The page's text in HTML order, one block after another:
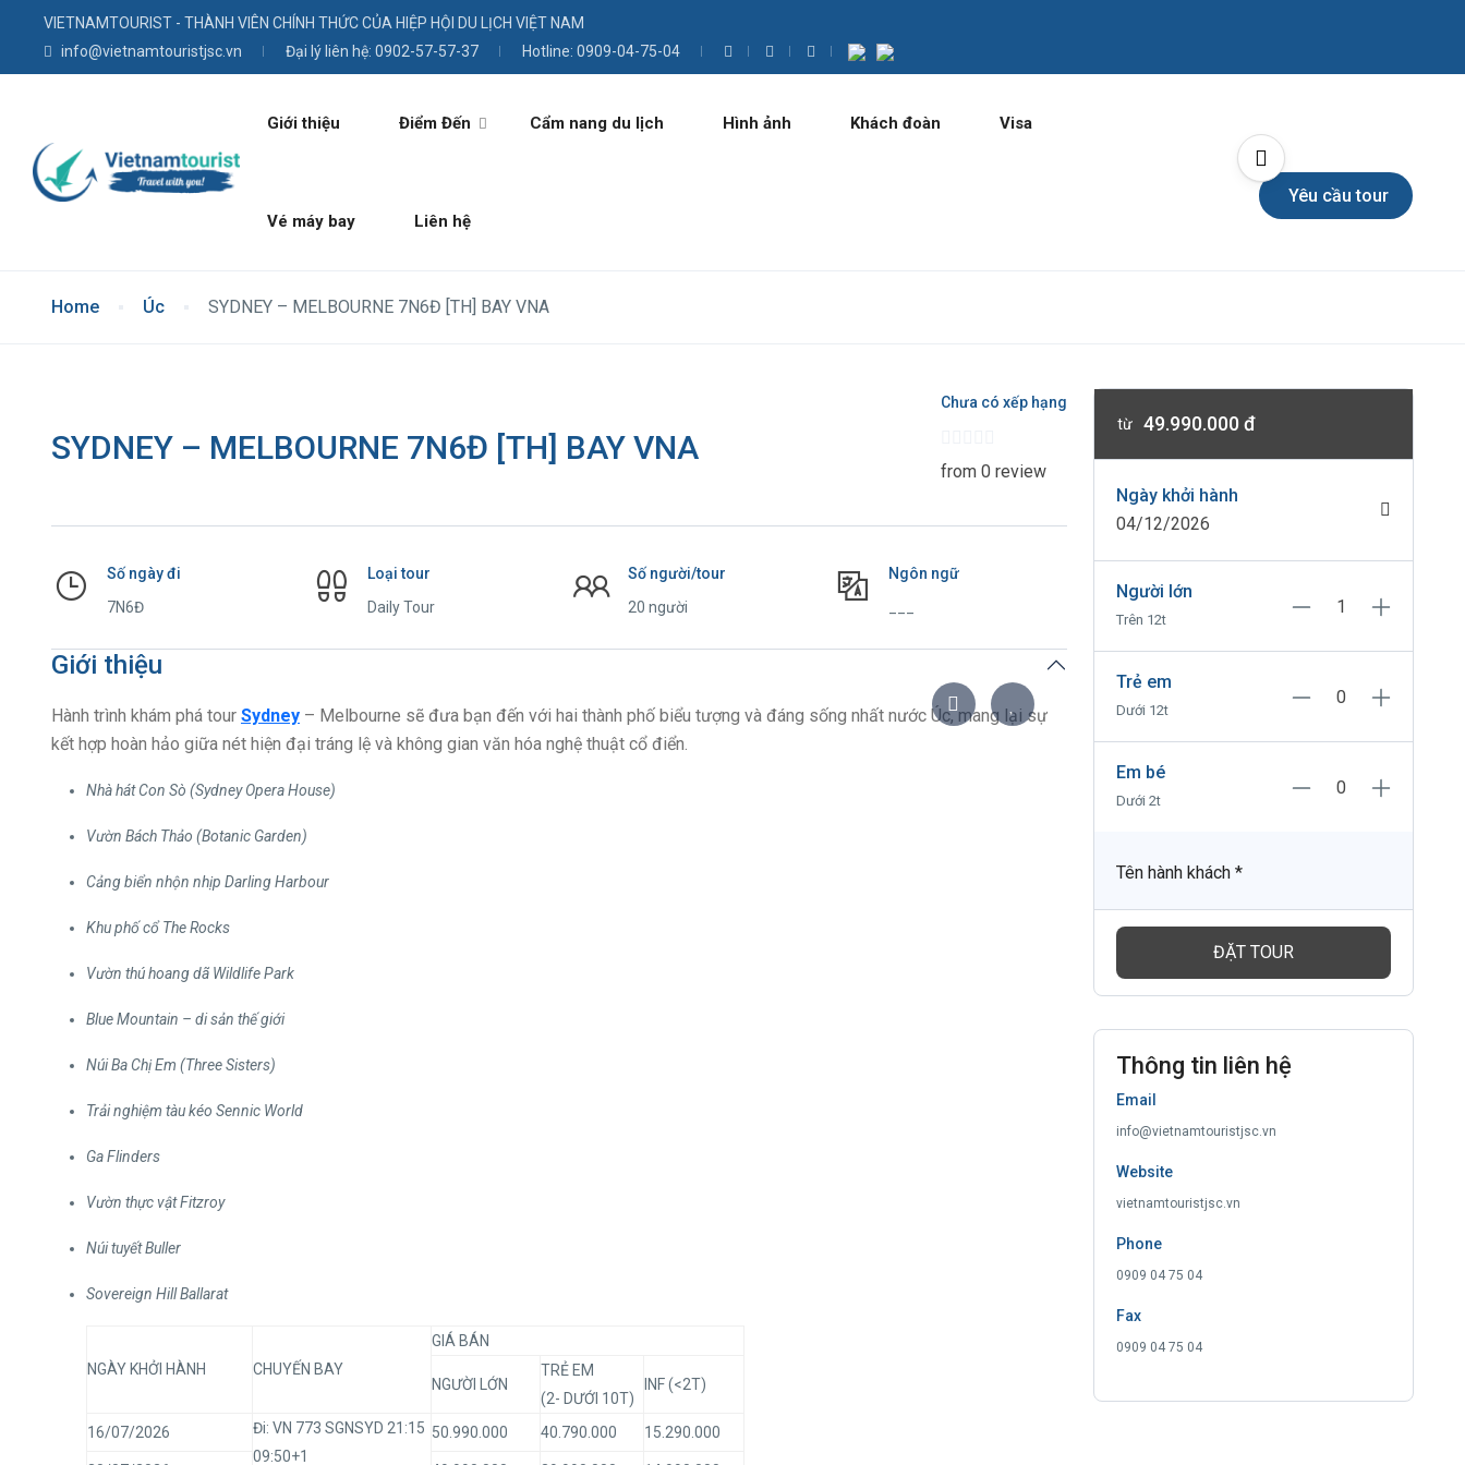
VIETNAMTOURIST - THÀNH VIÊN CHÍNH THỨC CỦA HIỆP HỘI DU LỊCH VIỆT NAM
info@vietnamtouristjsc.vn
Đại lý liên hệ: 0902-57-57-37 Hotline: 0909-04-75-04
Giới thiệu Điểm Đến Cẩm nang du lịch Hình ảnh Khách đoàn Visa
Vé máy bay Liên hệ
Yêu cầu tour
Home Úc SYDNEY – MELBOURNE 7N6Đ [TH] BAY VNA
SYDNEY – MELBOURNE 7N6Đ [TH] BAY VNA
Chưa có xếp hạng
from 0 review
Số ngày đi
7N6Đ
Loại tour
Daily Tour
Số người/tour
20 người
Ngôn ngữ
Giới thiệu
Hành trình khám phá tour Sydney – Melbourne sẽ đưa bạn đến với hai thành phố biểu tượng và đáng sống nhất nước Úc, mang lại sự
kết hợp hoàn hảo giữa nét hiện đại tráng lệ và không gian văn hóa nghệ thuật cổ điển.
Nhà hát Con Sò (Sydney Opera House)
Vườn Bách Thảo (Botanic Garden)
Cảng biển nhộn nhịp Darling Harbour
Khu phố cổ The Rocks
Vườn thú hoang dã Wildlife Park
Blue Mountain – di sản thế giới
Núi Ba Chị Em (Three Sisters)
Trải nghiệm tàu kéo Sennic World
Ga Flinders
Vườn thực vật Fitzroy
Núi tuyết Buller
Sovereign Hill Ballarat
NGÀY KHỞI HÀNH CHUYẾN BAY
GIÁ BÁN
NGƯỜI LỚN
TRẺ EM
(2- DƯỚI 10T)
INF (<2T)
16/07/2026
Đi: VN 773 SGNSYD 21:15
09:50+1
50.990.000 40.790.000 15.290.000
từ 49.990.000 đ
Ngày khởi hành
04/12/2026
Người lớn
Trên 12t
Trẻ em
Dưới 12t
Em bé
Dưới 2t
Tên hành khách *
ĐẶT TOUR
Thông tin liên hệ
Email
info@vietnamtouristjsc.vn
Website
vietnamtouristjsc.vn
Phone
0909 04 75 04
Fax
0909 04 75 04